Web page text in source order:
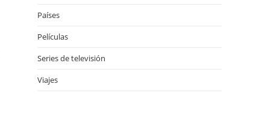
Países
Películas
Series de televisión
Viajes